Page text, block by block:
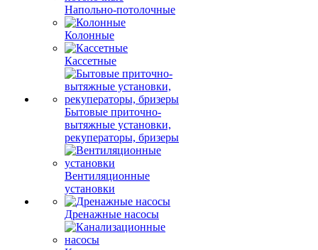
Напольно-потолочные
Колонные
Кассетные
Бытовые приточно-
вытяжные установки,
рекуператоры, бризеры
Вентиляционные
установки
Дренажные насосы